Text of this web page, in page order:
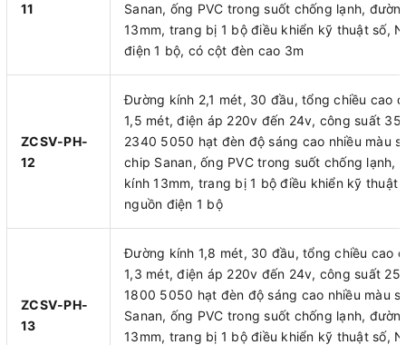
11
Sanan, ống PVC trong suốt chống lạnh,
13mm, trang bị 1 bộ điều khiển kỹ thuật số,
điện 1 bộ, có cột đèn cao 3m
ZCSV-PH-
12
Đường kính 2,1 mét, 30 đầu, tổng chiều cao
1,5 mét, điện áp 220v đến 24v, công suất
2340 5050 hạt đèn độ sáng cao nhiều màu
chip Sanan, ống PVC trong suốt chống lạnh,
kính 13mm, trang bị 1 bộ điều khiển kỹ thuật
nguồn điện 1 bộ
ZCSV-PH-
13
Đường kính 1,8 mét, 30 đầu, tổng chiều cao
1,3 mét, điện áp 220v đến 24v, công suất
1800 5050 hạt đèn độ sáng cao nhiều màu
Sanan, ống PVC trong suốt chống lạnh,
13mm, trang bị 1 bộ điều khiển kỹ thuật số,